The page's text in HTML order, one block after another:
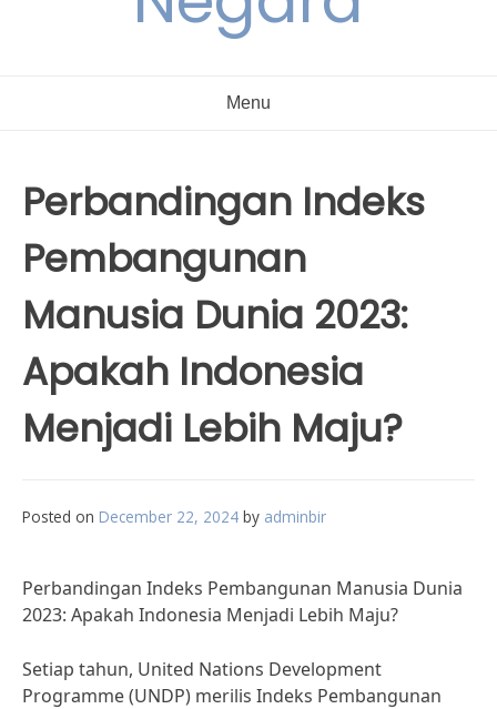
Menu
Perbandingan Indeks
Pembangunan
Manusia Dunia 2023:
Apakah Indonesia
Menjadi Lebih Maju?
Posted on December 22, 2024 by adminbir
Perbandingan Indeks Pembangunan Manusia Dunia
2023: Apakah Indonesia Menjadi Lebih Maju?
Setiap tahun, United Nations Development
Programme (UNDP) merilis Indeks Pembangunan